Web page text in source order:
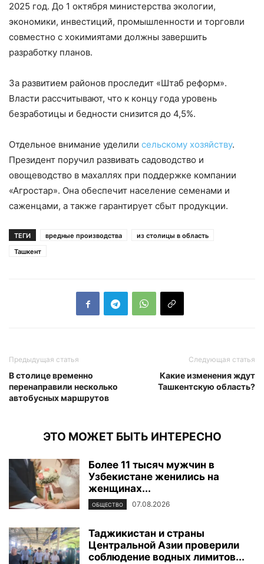
2025 год. До 1 октября министерства экологии,
экономики, инвестиций, промышленности и торговли
совместно с хокимиятами должны завершить
разработку планов.
За развитием районов проследит «Штаб реформ».
Власти рассчитывают, что к концу года уровень
безработицы и бедности снизится до 4,5%.
Отдельное внимание уделили сельскому хозяйству.
Президент поручил развивать садоводство и
овощеводство в махаллях при поддержке компании
«Агростар». Она обеспечит население семенами и
саженцами, а также гарантирует сбыт продукции.
ТЕГИ вредные производства
из столицы в область
Ташкент
Предыдущая статья
В столице временно
перенаправили несколько
автобусных маршрутов
Следующая статья
Какие изменения ждут
Ташкентскую область?
ЭТО МОЖЕТ БЫТЬ ИНТЕРЕСНО
Более 11 тысяч мужчин в
Узбекистане женились на
женщинах...
ОБЩЕСТВО 07.08.2026
Таджикистан и страны
Центральной Азии проверили
соблюдение водных лимитов...